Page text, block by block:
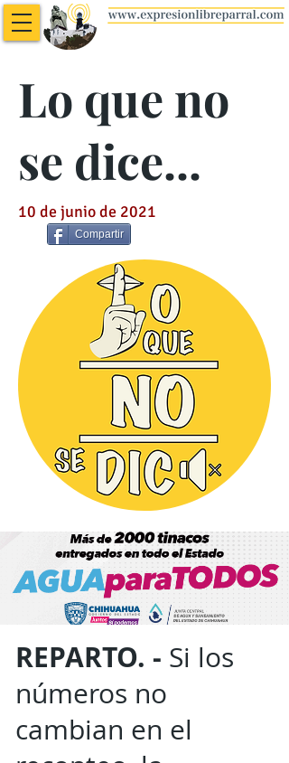
Lo que no
se dice...
10 de junio de 2021
Compartir
REPARTO. - Si los
números no
cambian en el